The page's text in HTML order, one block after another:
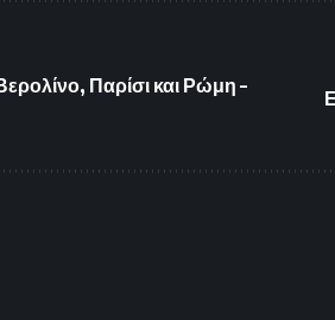
Παρίσι και Ρώμη –